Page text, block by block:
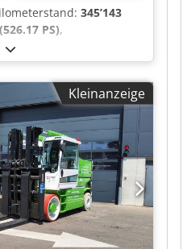
345’143
PS),
, Kraftstofftyp:
Ladegewicht:
18’000 kg, Achsen-
3’800 mm,
05/2026 , Farbe:Blau,
, Getriebetyp:
Euro6, Federung:
2, Ausstattung:
Klimaanlage,
Traktionskontrolle
,
Leergewicht: 6870kg,
18000kg, Sitze Leder,
Kleinanzeige